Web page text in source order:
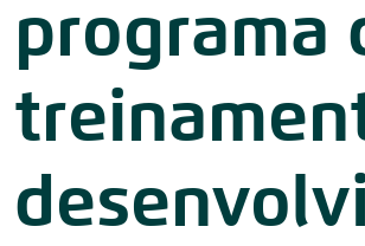
programa